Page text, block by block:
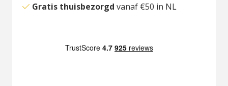
Gratis thuisbezorgd vanaf €50 in NL